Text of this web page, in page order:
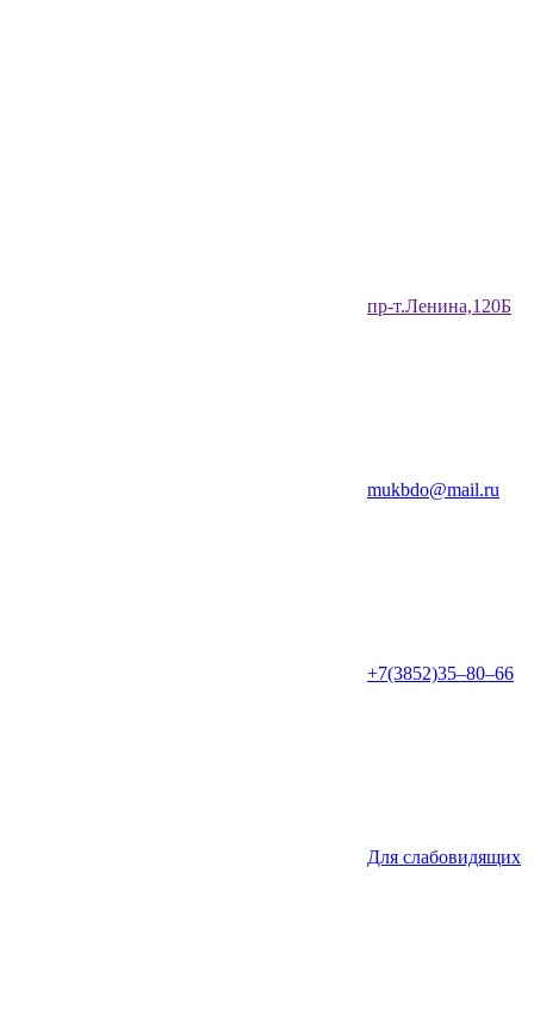
​пр-т.Ленина,120Б​
mukbdo@mail.ru
+7(3852)35‒80‒66
Для слабовидящих